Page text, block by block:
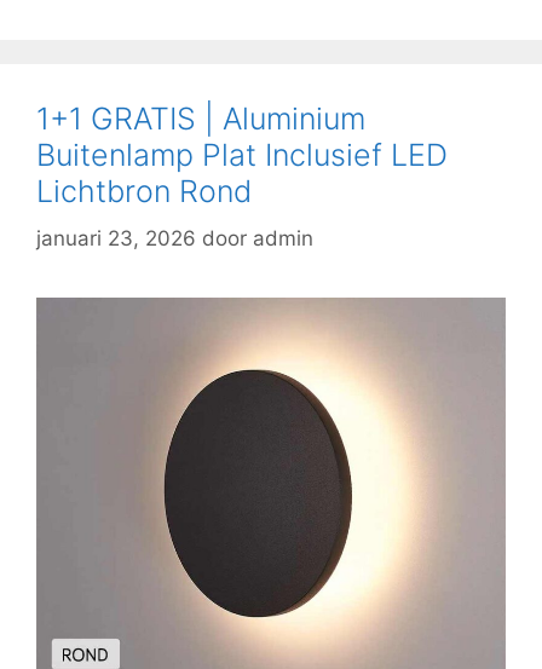
1+1 GRATIS | Aluminium
Buitenlamp Plat Inclusief LED
Lichtbron Rond
januari 23, 2026 door admin